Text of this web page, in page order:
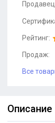
Рейтинг:
Продаж:
Все
Описание